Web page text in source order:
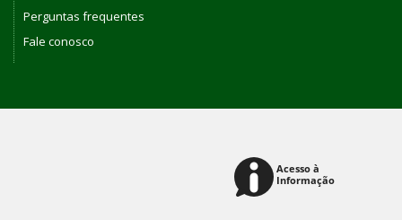
Perguntas frequentes
Fale conosco